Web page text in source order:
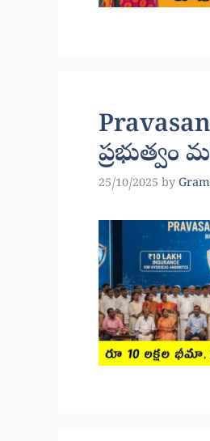
ప్రభుత్వం
25/10/2025 by